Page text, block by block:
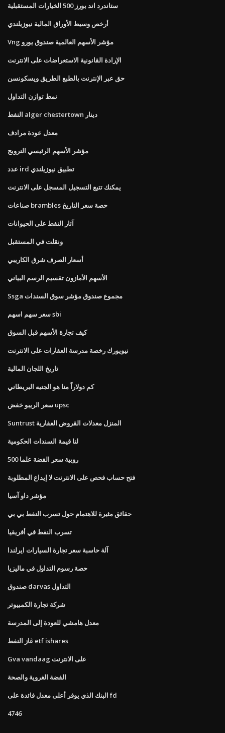
ستاندرد اند بورز 500 الخيارات المستقبلية
أرخص وسيط الأوراق المالية نيوزيلندي
Vng مؤشر الأسهم العالمية صندوق يورو
الإرادة القانونية الاستعراضات على الانترنت
حق عبر الإنترنت بالطبع الطريق ويسكونسن
نمط توازن التداول
النفط alger chestertown دينار
معدل عودة مرادف
مؤشر الأسهم الرئيسي النرويج
عدد ird تطبيق نيوزيلندي
يمكنك تتبع التسجيل المسجل على الانترنت
صناعات brambles حصة سعر التاريخ
آثار النفط على الحيوانات
ونقلت في المستقبل
أسعار الصرف شرق الكاريبي
الأسهم الأمازون تقسيم الرسم البياني
Ssga مجموع صندوق مؤشر سوق السندات
سعر سهم اسهم sbi
كيف تجارة الأسهم قبل السوق
نيويورك رخصة مدرسة العقارات على الانترنت
تاريخ اللجان المالية
كم دولاراً منا هو الجنيه البريطاني
سعر الريبو خفض upsc
Suntrust المنزل معدلات القروض العقارية
لنا قيمة السندات الحكومية
500 روبية سعر الفضة علما
فتح حساب فحص على الانترنت لا إيداع المطلوبة
مؤشر داو آسيا
حقائق مثيرة للاهتمام حول تسرب النفط بي بي
تسرب النفط في أفريقيا
آلة حاسبة سعر تجارة السيارات ايرلندا
حصة رسوم التداول في ماليزيا
صندوق darvas التداول
شركة تجارة الكمبيوتر
معدل هامشي للعودة إلى المدرسة
غاز النفط etf ishares
Gva vandaag على الانترنت
الفضة الغروية والصحة
البنك الذي يوفر أعلى معدل فائدة على fd
4746